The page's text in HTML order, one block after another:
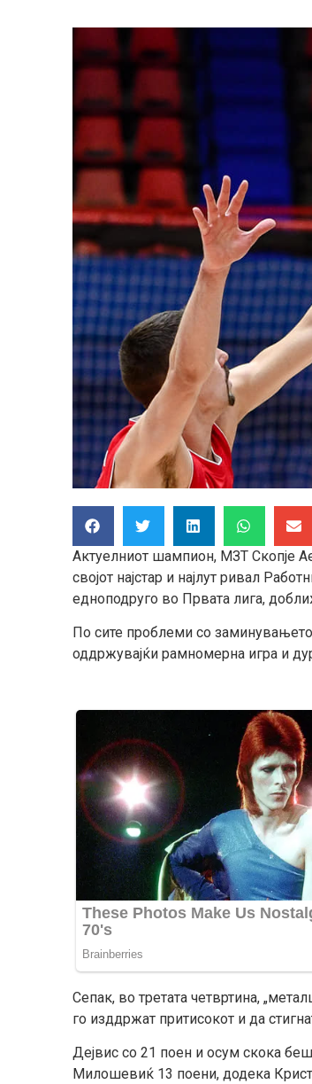
Актуелниот шампион, МЗТ Скопје
својот најстар и најлут ривал
едноподруго во Првата лига,
По сите проблеми со
оддржувајќи рамномерна игра и
Сепак, во третата четвртина,
го изддржат притисокот и да
Дејвис со 21 поен и осум скока
Милошевиќ 13 поени, додека